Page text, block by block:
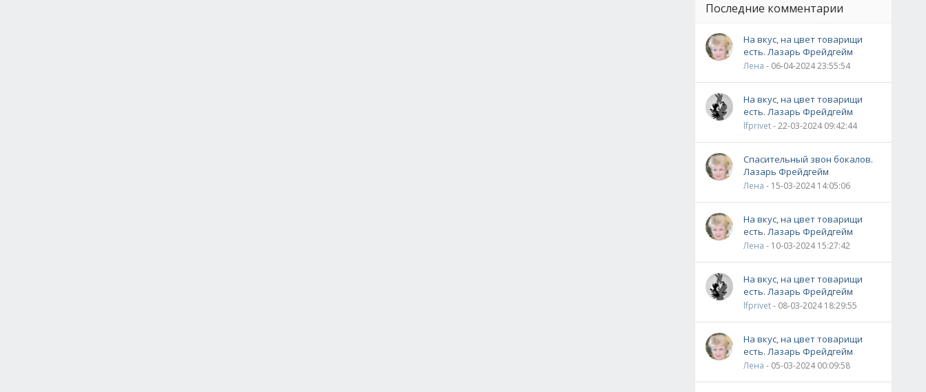
Последние комментарии
На вкус, на цвет товарищи
есть. Лазарь Фрейдгейм
Лена - 06-04-2024 23:55:54
На вкус, на цвет товарищи
есть. Лазарь Фрейдгейм
lfprivet- 22-03-2024 09:42:44
Спасительный звон бокалов.
Лазарь Фрейдгейм
Лена - 15-03-2024 14:05:06
На вкус, на цвет товарищи
есть. Лазарь Фрейдгейм
Лена - 10-03-2024 15:27:42
На вкус, на цвет товарищи
есть. Лазарь Фрейдгейм
lfprivet- 08-03-2024 18:29:55
На вкус, на цвет товарищи
есть. Лазарь Фрейдгейм
Лена - 05-03-2024 00:09:58